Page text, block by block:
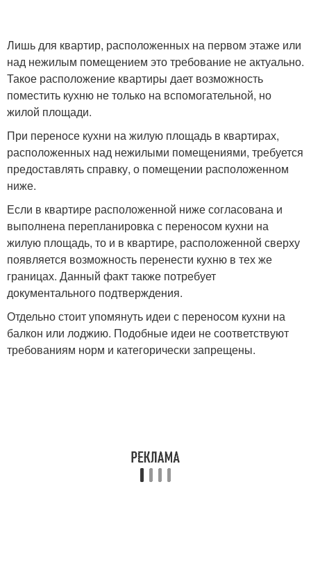
Лишь для квартир, расположенных на первом этаже или
над нежилым помещением это требование не актуально.
Такое расположение квартиры дает возможность
поместить кухню не только на вспомогательной, но
жилой площади.
При переносе кухни на жилую площадь в квартирах,
расположенных над нежилыми помещениями, требуется
предоставлять справку, о помещении расположенном
ниже.
Если в квартире расположенной ниже согласована и
выполнена перепланировка с переносом кухни на
жилую площадь, то и в квартире, расположенной сверху
появляется возможность перенести кухню в тех же
границах. Данный факт также потребует
документального подтверждения.
Отдельно стоит упомянуть идеи с переносом кухни на
балкон или лоджию. Подобные идеи не соответствуют
требованиям норм и категорически запрещены.